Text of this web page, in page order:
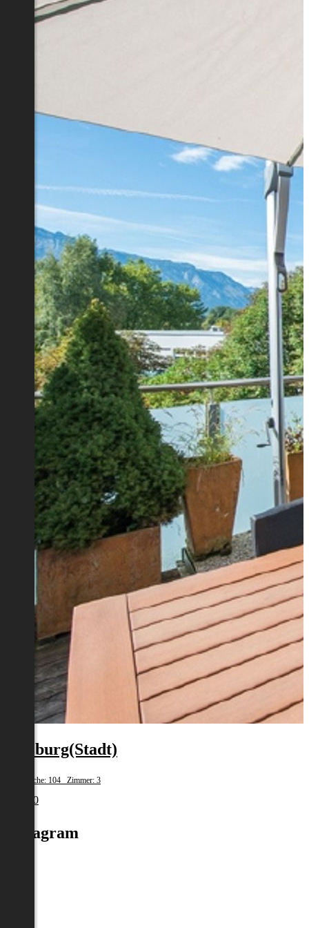
Salzburg(Stadt)
Wohnfläche: 104 Zimmer: 3
€ 3.500
Instagram